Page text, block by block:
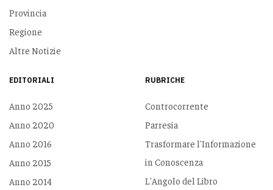
Provincia
Regione
Altre Notizie
EDITORIALI
Anno 2025
Anno 2020
Anno 2016
Anno 2015
Anno 2014
RUBRICHE
Controcorrente
Parresia
Trasformare l'Informazione
in Conoscenza
L'Angolo del Libro